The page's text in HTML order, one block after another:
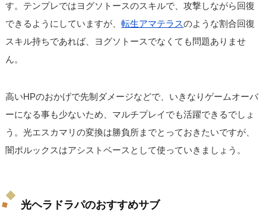
す。テンプレではヨグソトースのスキルで、攻撃しながら回復
できるようにしていますが、転生アマテラスのような割合回復
スキル持ちであれば、ヨグソトースでなくても問題ありませ
ん。
高いHPのおかげで先制ダメージなどで、いきなりゲームオーバ
ーになる事も少ないため、マルチプレイでも活躍できるでしょ
う。光エスカマリの変換は勝負所までとっておきたいですが、
闇ポルックスはアシストベースとして使っていきましょう。
光ヘラドラパのおすすめサブ